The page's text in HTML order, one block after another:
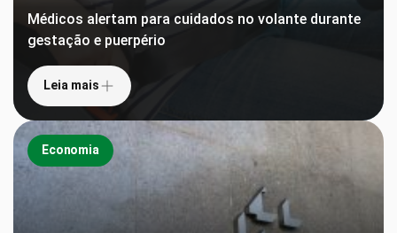
Médicos alertam para cuidados no volante durante
gestação e puerpério
Leia mais
Economia